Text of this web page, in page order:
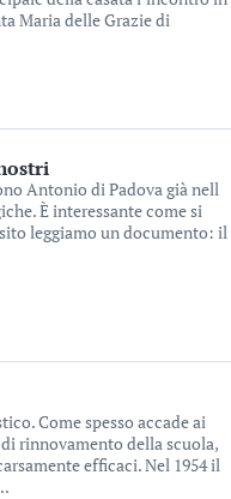
Maria delle Grazie di
Antonio di Padova già nell
È interessante come si
leggiamo un documento: il
Come spesso accade ai
rinnovamento della scuola,
efficaci. Nel 1954 il